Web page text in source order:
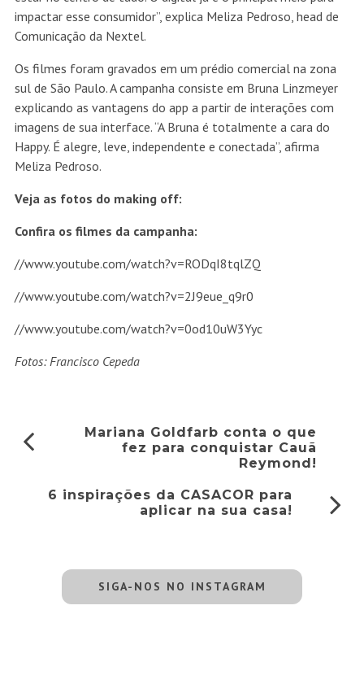
impactar esse consumidor”, explica Meliza Pedroso, head de
Comunicação da Nextel.
Os filmes foram gravados em um prédio comercial na zona
sul de São Paulo. A campanha consiste em Bruna Linzmeyer
explicando as vantagens do app a partir de interações com
imagens de sua interface. “A Bruna é totalmente a cara do
Happy. É alegre, leve, independente e conectada”, afirma
Meliza Pedroso.
Veja as fotos do making off:
Confira os filmes da campanha:
//www.youtube.com/watch?v=RODqI8tqlZQ
//www.youtube.com/watch?v=2J9eue_q9r0
//www.youtube.com/watch?v=0od10uW3Yyc
Fotos: Francisco Cepeda
Mariana Goldfarb conta o que
fez para conquistar Cauã
Reymond!
6 inspirações da CASACOR para
aplicar na sua casa!
SIGA-NOS NO INSTAGRAM